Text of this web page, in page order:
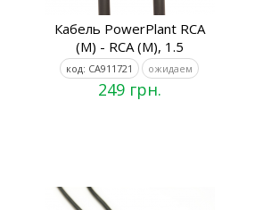
Кабель PowerPlant RCA
(M) - RCA (M), 1.5
код: CA911721 ожидаем
249 грн.